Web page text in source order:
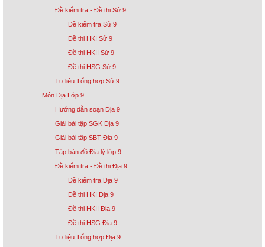
Đề kiểm tra - Đề thi Sử 9
Đề kiểm tra Sử 9
Đề thi HKI Sử 9
Đề thi HKII Sử 9
Đề thi HSG Sử 9
Tư liệu Tổng hợp Sử 9
Môn Địa Lớp 9
Hướng dẫn soạn Địa 9
Giải bài tập SGK Địa 9
Giải bài tập SBT Địa 9
Tập bản đồ Địa lý lớp 9
Đề kiểm tra - Đề thi Địa 9
Đề kiểm tra Địa 9
Đề thi HKI Địa 9
Đề thi HKII Địa 9
Đề thi HSG Địa 9
Tư liệu Tổng hợp Địa 9